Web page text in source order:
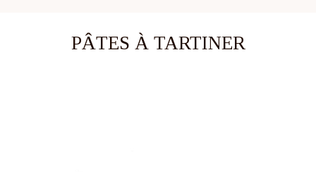
PÂTES À TARTINER